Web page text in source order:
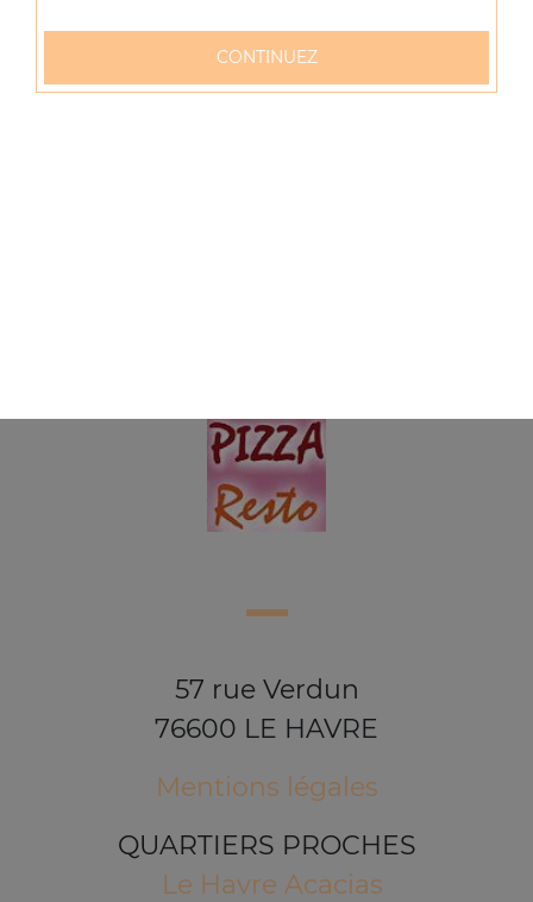
Sauce tomate, crème fraîche, mozzarella, poulet +
57 rue Verdun
76600 LE HAVRE
Mentions légales
QUARTIERS PROCHES
Le Havre Acacias
CONTINUEZ